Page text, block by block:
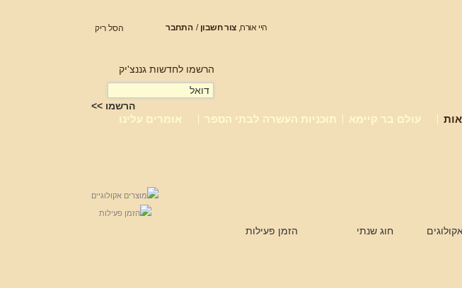
הסל ריק היי אורח, צור חשבון /התחבר
עולם בר קיימא תוכניות העשרה לבתי הספר
אומרים עלינו
הרשמו לחדשות גננצ'יק
חוג שנתי הזמן פעילות